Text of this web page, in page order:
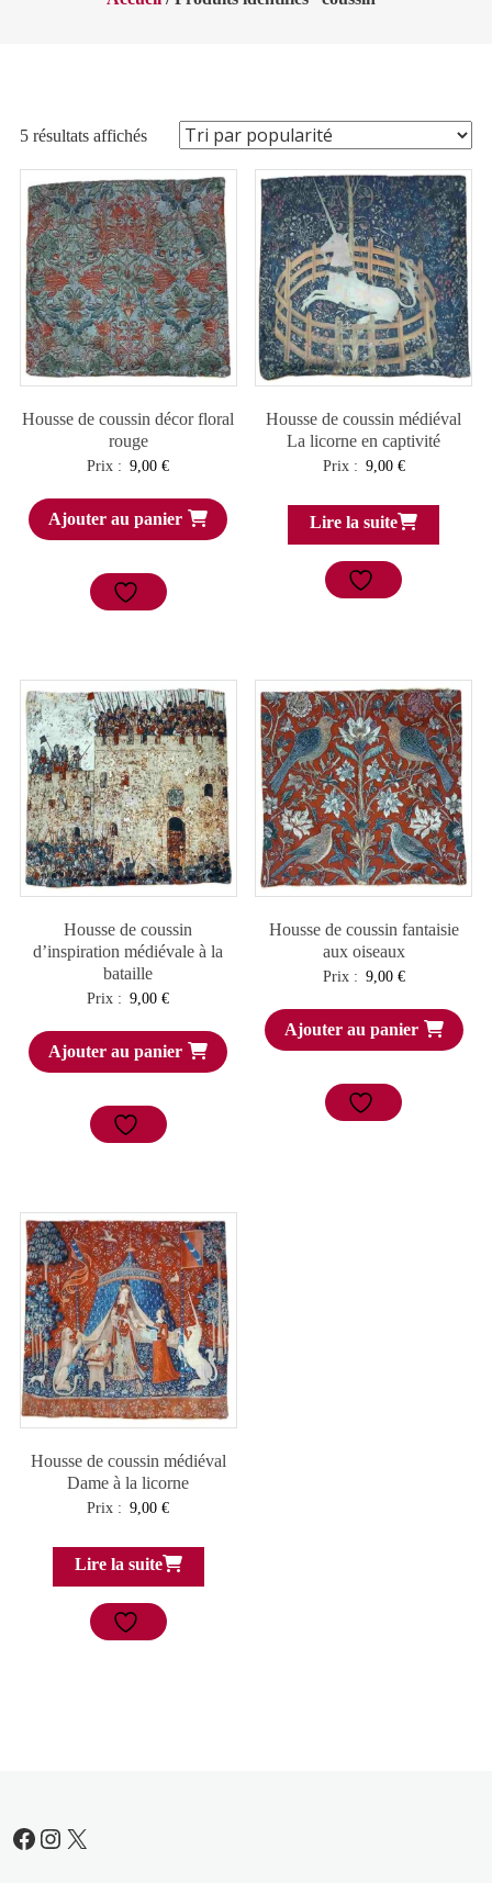
5 résultats affichésTrié
par
popularité
Housse de coussin décor floral
rouge
Prix : 9,00€
Ajouter au panier
Housse de coussin médiéval
La licorne en captivité
Prix : 9,00 €
Lire la suite
Housse de coussin
d’inspiration médiévale à la
bataille
Prix : 9,00€
Ajouter au panier
Housse de coussin fantaisie
aux oiseaux
Prix : 9,00 €
Ajouter au panier
Housse de coussin médiéval
Dame à la licorne
Prix : 9,00€
Lire la suite
Facebook
Instagram
X